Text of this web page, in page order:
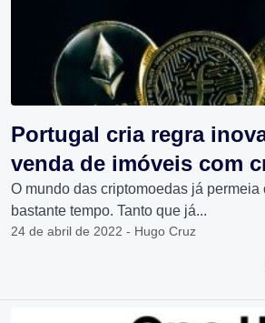
Portugal cria regra
venda de imóveis com
O mundo das criptomoedas já permeia
bastante tempo. Tanto que já...
24 de abril de 2022 - Hugo Cruz